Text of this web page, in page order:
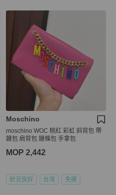
Moschino
moschino WOC 桃紅 彩虹 斜背包 帶
鏈包 肩背包 鏈條包 手拿包
MOP 2,442
狀況良好 台灣 免運